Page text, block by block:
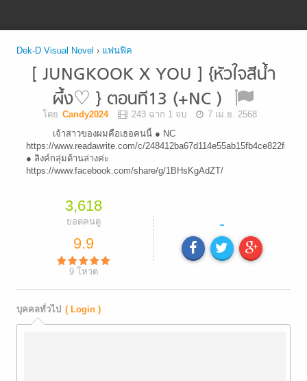
Dek-D Visual Novel › แฟนฟิค
[ JUNGKOOK X YOU ] {หัวใจสีน้ำ
ผึ้ง♡ } ตอนที13 (+NC )
โดย Candy2024 243 ฉาก 1 จบ
7 เม.ย. 2568
เจ้าสาวของผมคือเธอคนนี้ ● NC
https://www.readawrite.com/c/248412ba67d114e55ab15fb4ce822fe7
● ลิงค์กลุ่มด้านล่างค่ะ
https://www.facebook.com/share/g/1BHsKgAdZT/
3,618
ยอดคนดู
9.9
9โหวต
-
บุคคลทั่วไป ( Login )